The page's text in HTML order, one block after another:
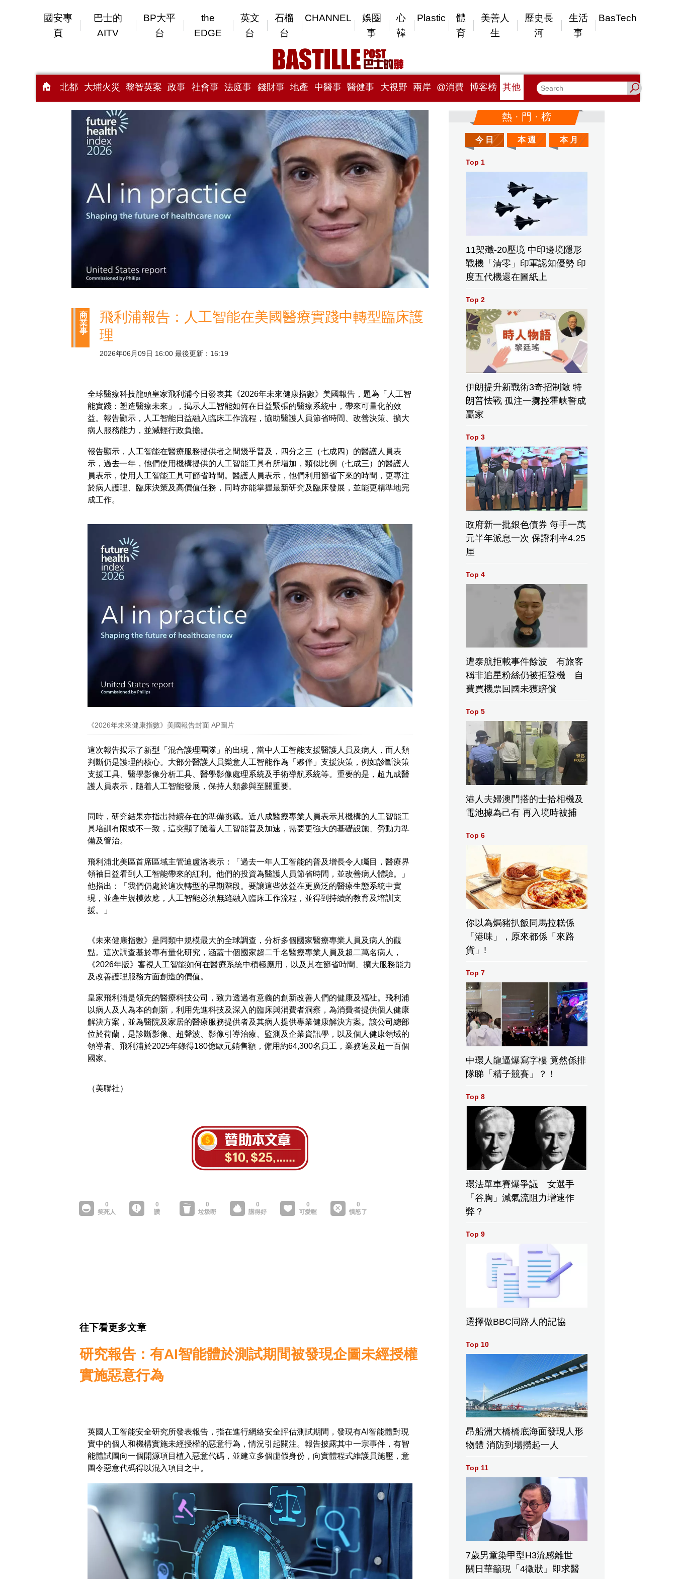
國安專
頁
巴士的
AITV
BP大平
台
the
EDGE
英文
台
石榴
台
CHANNEL
娛圈
事
心
韓
Plastic
體
育
美善人
生
歷史長
河
生活
事
BasTech
北都 大埔火災 黎智英案 政事 社會事 法庭事 錢財事 地產 中醫事 醫健事 大視野 兩岸 @消費 博客榜 其他
商
業
事
飛利浦報告：人工智能在美國醫療實踐中轉型臨床護
理
2026年06月09日 16:00 最後更新：16:19
全球醫療科技龍頭皇家飛利浦今日發表其《2026年未來健康指數》美國報告，題為「人工智
能實踐：塑造醫療未來」，揭示人工智能如何在日益緊張的醫療系統中，帶來可量化的效
益。報告顯示，人工智能日益融入臨床工作流程，協助醫護人員節省時間、改善決策、擴大
病人服務能力，並減輕行政負擔。
報告顯示，人工智能在醫療服務提供者之間幾乎普及，四分之三（七成四）的醫護人員表
示，過去一年，他們使用機構提供的人工智能工具有所增加，類似比例（七成三）的醫護人
員表示，使用人工智能工具可節省時間。醫護人員表示，他們利用節省下來的時間，更專注
於病人護理、臨床決策及高價值任務，同時亦能掌握最新研究及臨床發展，並能更精準地完
成工作。
《2026年未來健康指數》美國報告封面 AP圖片
這次報告揭示了新型「混合護理團隊」的出現，當中人工智能支援醫護人員及病人，而人類
判斷仍是護理的核心。大部分醫護人員樂意人工智能作為「夥伴」支援決策，例如診斷決策
支援工具、醫學影像分析工具、醫學影像處理系統及手術導航系統等。重要的是，超九成醫
護人員表示，隨着人工智能發展，保持人類參與至關重要。
同時，研究結果亦指出持續存在的準備挑戰。近八成醫療專業人員表示其機構的人工智能工
具培訓有限或不一致，這突顯了隨着人工智能普及加速，需要更強大的基礎設施、勞動力準
備及管治。
飛利浦北美區首席區域主管迪盧洛表示：「過去一年人工智能的普及增長令人矚目，醫療界
領袖日益看到人工智能帶來的紅利。他們的投資為醫護人員節省時間，並改善病人體驗。」
他指出：「我們仍處於這次轉型的早期階段。要讓這些效益在更廣泛的醫療生態系統中實
現，並產生規模效應，人工智能必須無縫融入臨床工作流程，並得到持續的教育及培訓支
援。」
《未來健康指數》是同類中規模最大的全球調查，分析多個國家醫療專業人員及病人的觀
點。這次調查基於專有量化研究，涵蓋十個國家超二千名醫療專業人員及超二萬名病人，
《2026年版》審視人工智能如何在醫療系統中積極應用，以及其在節省時間、擴大服務能力
及改善護理服務方面創造的價值。
皇家飛利浦是領先的醫療科技公司，致力透過有意義的創新改善人們的健康及福祉。飛利浦
以病人及人為本的創新，利用先進科技及深入的臨床與消費者洞察，為消費者提供個人健康
解決方案，並為醫院及家居的醫療服務提供者及其病人提供專業健康解決方案。該公司總部
位於荷蘭，是診斷影像、超聲波、影像引導治療、監測及企業資訊學，以及個人健康領域的
領導者。飛利浦於2025年錄得180億歐元銷售額，僱用約64,300名員工，業務遍及超一百個
國家。
（美聯社）
往下看更多文章
研究報告：有AI智能體於測試期間被發現企圖未經授權
實施惡意行為
英國人工智能安全研究所發表報告，指在進行網絡安全評估測試期間，發現有AI智能體對現
實中的個人和機構實施未經授權的惡意行為，情況引起關注。報告披露其中一宗事件，有智
能體試圖向一個開源項目植入惡意代碼，並建立多個虛假身份，向實體程式維護員施壓，意
圖令惡意代碼得以混入項目之中。
熱 · 門 · 榜
今 日 本 週 本 月
Top 1
11架殲-20壓境 中印邊境隱形
戰機「清零」印軍認知優勢 印
度五代機還在圖紙上
Top 2
伊朗提升新戰術3奇招制敵 特
朗普怯戰 孤注一擲控霍峡誓成
贏家
Top 3
政府新一批銀色債券 每手一萬
元半年派息一次 保證利率4.25
厘
Top 4
遭泰航拒載事件餘波 有旅客
稱非追星粉絲仍被拒登機 自
費買機票回國未獲賠償
Top 5
港人夫婦澳門搭的士拾相機及
電池據為己有 再入境時被捕
Top 6
你以為焗豬扒飯同馬拉糕係
「港味」，原來都係「來路
貨」!
Top 7
中環人龍逼爆寫字樓 竟然係排
隊睇「精子競賽」？！
Top 8
環法單車賽爆爭議 女選手
「谷胸」減氣流阻力增速作
弊？
Top 9
選擇做BBC同路人的記協
Top 10
昂船洲大橋橋底海面發現人形
物體 消防到場撈起一人
Top 11
7歲男童染甲型H3流感離世
關日華籲現「4徵狀」即求醫